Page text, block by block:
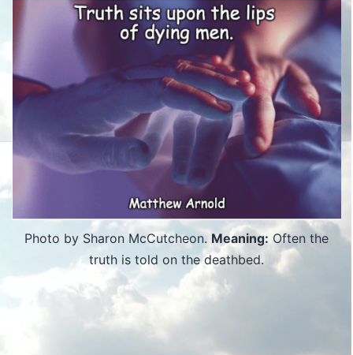
Photo by Sharon McCutcheon. Meaning: Often the
truth is told on the deathbed.